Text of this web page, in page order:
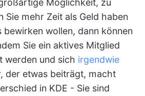
Möglichkeit, zu
Sie mehr Zeit als Geld haben
wollen, dann können
Sie ein aktives Mitglied
werden und sich irgendwie
der etwas beiträgt, macht
in KDE - Sie sind